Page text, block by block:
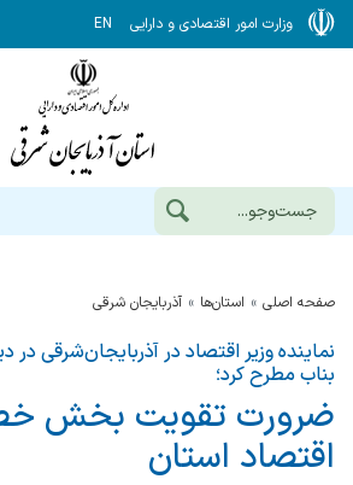
وزارت امور اقتصادی و دارایی EN
صفحه اصلی استان‌ها آذربايجان شرقي
نماینده وزیر اقتصاد در آذربایجان‌شرقی در
بناب مطرح کرد؛
ضرورت تقویت بخش
اقتصاد استان